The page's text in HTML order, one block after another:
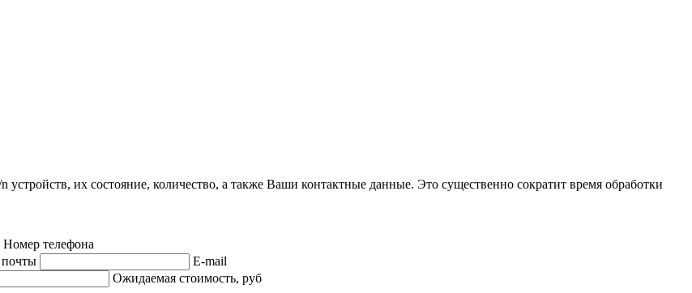
их состояние, количество, а также Ваши контактные данные. Это существенно сократит время обработки
Номер телефона
E-mail
Ожидаемая стоимость, руб